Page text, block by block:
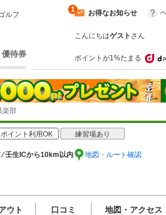
ルフ
待券
お得なお知らせ
1
こんにちはゲスト さん
ポイントが1%たまる
楽部
ポイント利用OK 練習場あり
⁄ 壬生ICから10km以内 地図・ルート確認
ウト 口コミ 地図・アクセス